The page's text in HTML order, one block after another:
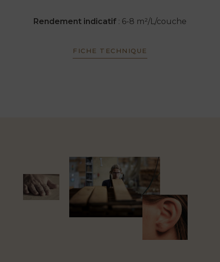
Rendement indicatif : 6-8 m²/L/couche
FICHE TECHNIQUE